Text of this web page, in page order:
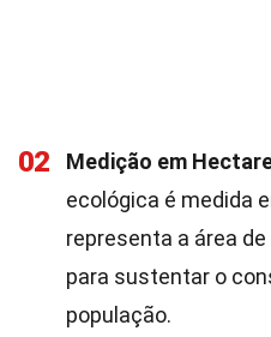
02 Medição em
ecológica é medida
representa a área
para sustentar o
população.